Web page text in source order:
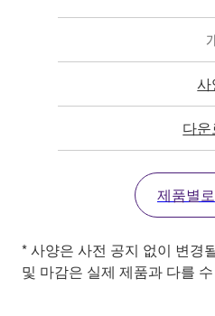
다
제품별
* 사양은 사전 공지 없이 변경
및 마감은 실제 제품과 다를